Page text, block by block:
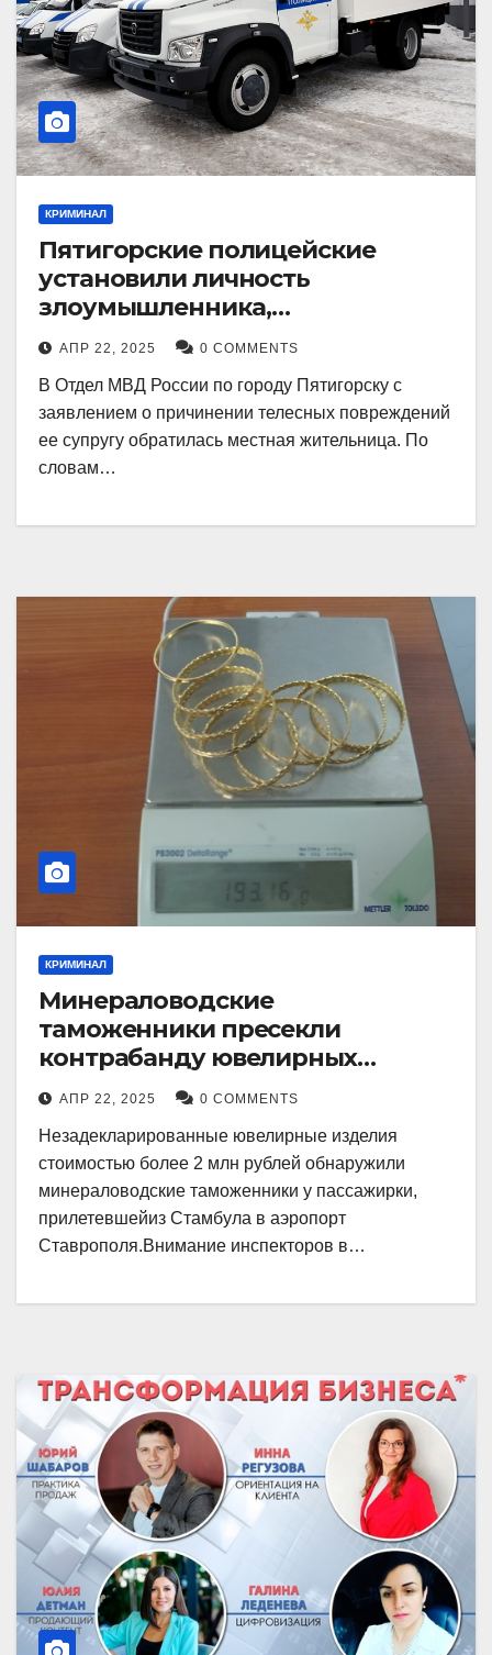
КРИМИНАЛ
Пятигорские полицейские
установили личность
злоумышленника,
причинившего телесные
повреждения местному жителю
АПР 22, 2025 0 COMMENTS
В Отдел МВД России по городу Пятигорску с
заявлением о причинении телесных повреждений
ее супругу обратилась местная жительница. По
словам…
КРИМИНАЛ
Минераловодские
таможенники пресекли
контрабанду ювелирных
изделий на 2 млн рублей
АПР 22, 2025 0 COMMENTS
Незадекларированные ювелирные изделия
стоимостью более 2 млн рублей обнаружили
минераловодские таможенники у пассажирки,
прилетевшейиз Стамбула в аэропорт
Ставрополя.Внимание инспекторов в…